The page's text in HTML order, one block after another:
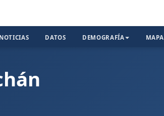
NOTICIAS DATOS DEMOGRAFÍA MAPA